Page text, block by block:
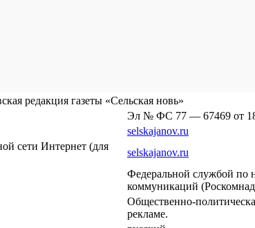
редакция газеты «Сельская новь»
Эл № ФС 77 — 67469 от 18
selskajanov.ru
сети Интернет (для
selskajanov.ru
Федеральной службой по
коммуникаций
Общественно-
рекламе.